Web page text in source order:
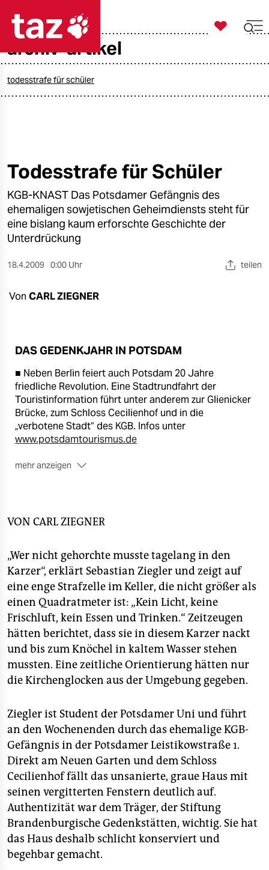
öko
gesellschaft
kultur
sport
berlin
nord
verlag
verlag
veranstaltungen
shop
fragen & hilfe
unterstützen
genossenschaft

taz zahl ich
archiv-artikel
todesstrafe für schüler
Todesstrafe für Schüler
KGB-KNAST Das Potsdamer Gefängnis des
ehemaligen sowjetischen Geheimdiensts steht für
eine bislang kaum erforschte Geschichte der
Unterdrückung
18.4.2009 0:00 Uhr teilen
Von CARL ZIEGNER
DAS GEDENKJAHR IN POTSDAM
■ Neben Berlin feiert auch Potsdam 20 Jahre
friedliche Revolution. Eine Stadtrundfahrt der
Touristinformation führt unter anderem zur Glienicker
Brücke, zum Schloss Cecilienhof und in die
„verbotene Stadt“ des KGB. Infos unter
www.potsdamtourismus.de
mehr anzeigen
die ausschließlich geführten Besuche unter Telefon:
■ Ein weiterer Gedenkort ist die Gedenkstätte
Lindenstraße 54: In dem seit 1820 als Gerichtsort und
Gefängnis benutzten Gebäude wurden von 1952 bis
1989 politische Häftlinge der Stasi verhört, gefoltert
und jahrelang inhaftiert. Die weitläufige Anlage kann
dienstags bis sonntags von 10 bis 18 Uhr besichtigt
werden. Tel.: (03 31) 2 89 68 03.(kl)
VON CARL ZIEGNER
„Wer nicht gehorchte musste tagelang in den
Karzer“, erklärt Sebastian Ziegler und zeigt auf
eine enge Strafzelle im Keller, die nicht größer als
einen Quadratmeter ist: „Kein Licht, keine
Frischluft, kein Essen und Trinken.“ Zeitzeugen
hätten berichtet, dass sie in diesem Karzer nackt
und bis zum Knöchel in kaltem Wasser stehen
mussten. Eine zeitliche Orientierung hätten nur
die Kirchenglocken aus der Umgebung gegeben.
Ziegler ist Student der Potsdamer Uni und führt
an den Wochenenden durch das ehemalige KGB-
Gefängnis in der Potsdamer Leistikowstraße 1.
Direkt am Neuen Garten und dem Schloss
Cecilienhof fällt das unsanierte, graue Haus mit
seinen vergitterten Fenstern deutlich auf.
Authentizität war dem Träger, der Stiftung
Brandenburgische Gedenkstätten, wichtig. Sie hat
das Haus deshalb schlicht konserviert und
begehbar gemacht.